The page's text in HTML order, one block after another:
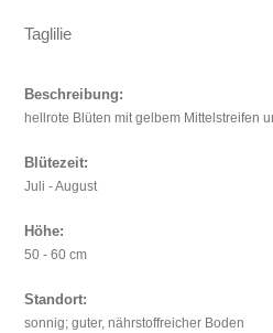
Taglilie
Beschreibung:
hellrote Blüten mit gelbem Mittelstreifen
Blütezeit:
Juli - August
Höhe:
50 - 60 cm
Standort:
sonnig; guter, nährstoffreicher Boden